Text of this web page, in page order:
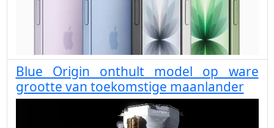
Blue Origin onthult model op ware
grootte van toekomstige maanlander